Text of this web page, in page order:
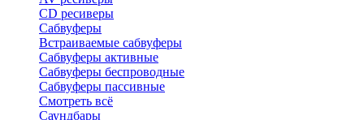
CD ресиверы
Сабвуферы
Встраиваемые сабвуферы
Сабвуферы активные
Сабвуферы беспроводные
Сабвуферы пассивные
Смотреть всё
Саундбары